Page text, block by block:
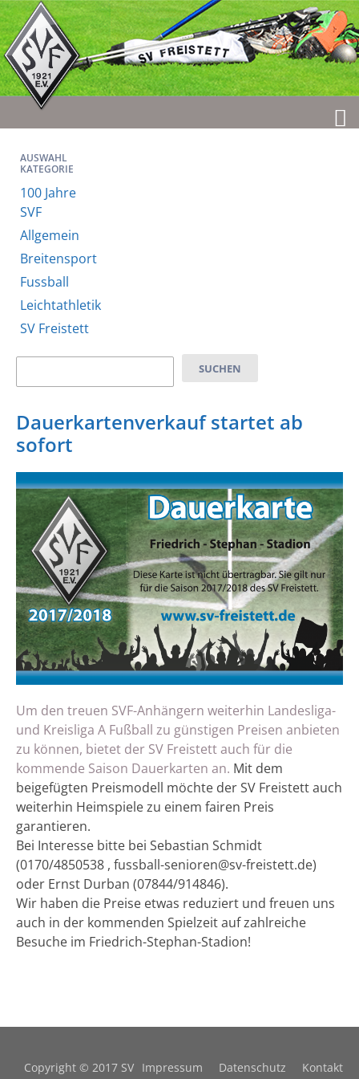
AUSWAHL
KATEGORIE
100 Jahre
SVF
Allgemein
Breitensport
Fussball
Leichtathletik
SV Freistett
Suchen SUCHEN
Dauerkartenverkauf startet ab
sofort
Um den treuen SVF-Anhängern weiterhin Landesliga-
und Kreisliga A Fußball zu günstigen Preisen anbieten
zu können, bietet der SV Freistett auch für die
kommende Saison Dauerkarten an. Mit dem
beigefügten Preismodell möchte der SV Freistett auch
weiterhin Heimspiele zu einem fairen Preis
garantieren.
Bei Interesse bitte bei Sebastian Schmidt
(0170/4850538 , fussball-senioren@sv-freistett.de)
oder Ernst Durban (07844/914846).
Wir haben die Preise etwas reduziert und freuen uns
auch in der kommenden Spielzeit auf zahlreiche
Besuche im Friedrich-Stephan-Stadion!
Copyright © 2017 SV Impressum Datenschutz Kontakt